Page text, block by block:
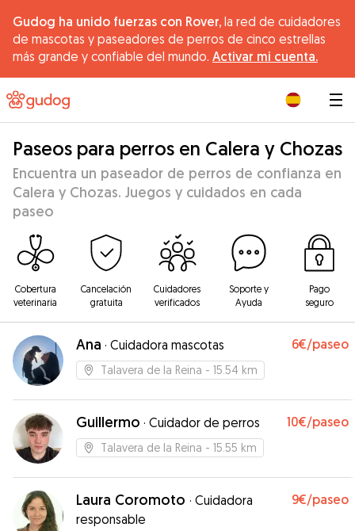
Gudog ha unido fuerzas con Rover, la red de cuidadores
de mascotas y paseadores de perros de cinco estrellas
más grande y confiable del mundo. Activar mi cuenta.
Paseos para perros en Calera y Chozas
Encuentra un paseador de perros de confianza en
Calera y Chozas. Juegos y cuidados en cada
paseo
Cobertura
veterinaria
Cancelación
gratuita
Cuidadores
verificados
Soporte y
Ayuda
Pago
seguro
Ana · Cuidadora mascotas 6€/paseo
Talavera de la Reina - 15.54 km
Guillermo · Cuidador de perros 10€/paseo
Talavera de la Reina - 15.55 km
Laura Coromoto · Cuidadora
responsable
9€/paseo